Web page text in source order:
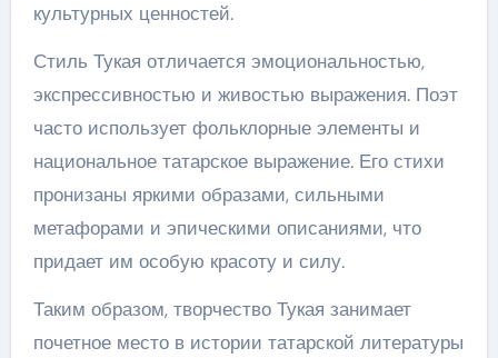
культурных ценностей.
Стиль Тукая отличается эмоциональностью,
экспрессивностью и живостью выражения. Поэт
часто использует фольклорные элементы и
национальное татарское выражение. Его стихи
пронизаны яркими образами, сильными
метафорами и эпическими описаниями, что
придает им особую красоту и силу.
Таким образом, творчество Тукая занимает
почетное место в истории татарской литературы